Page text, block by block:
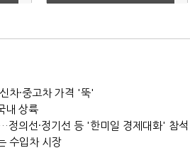
내연기관 ‘엇비슷’
차·중고차 가격 '뚝'
내 상륙
의선·정기선 등 '한미일 경제대화' 참석
수입차 시장